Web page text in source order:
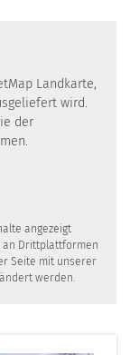
Landkarte,
wird.
der
angezeigt
an Drittplattformen
Seite mit unserer
werden.